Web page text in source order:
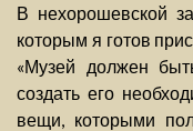
В нехорошевской
которым я готов
«Музей должен
создать его
вещи, которыми